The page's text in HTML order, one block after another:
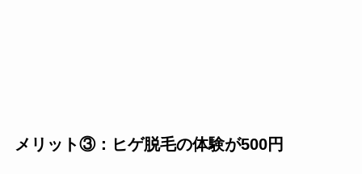
メリット③：ヒゲ脱毛の体験が500円